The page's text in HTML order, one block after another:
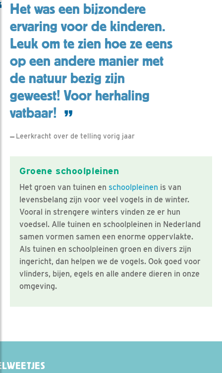
Het was een bijzondere
ervaring voor de kinderen.
Leuk om te zien hoe ze eens
op een andere manier met
de natuur bezig zijn
geweest! Voor herhaling
vatbaar!
Leerkracht over de telling vorig jaar
Groene schoolpleinen
Het groen van tuinen en schoolpleinen is van
levensbelang zijn voor veel vogels in de winter.
Vooral in strengere winters vinden ze er hun
voedsel. Alle tuinen en schoolpleinen in Nederland
samen vormen samen een enorme oppervlakte.
Als tuinen en schoolpleinen groen en divers zijn
ingericht, dan helpen we de vogels. Ook goed voor
vlinders, bijen, egels en alle andere dieren in onze
omgeving.